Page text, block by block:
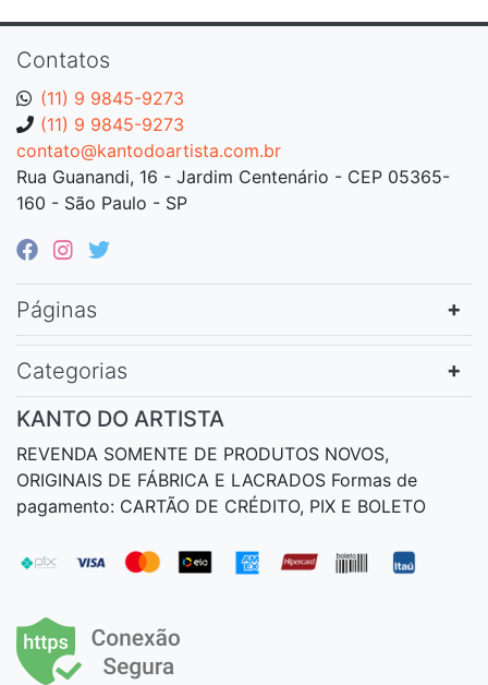
Contatos
(11) 9 9845-9273
(11) 9 9845-9273
contato@kantodoartista.com.br
Rua Guanandi, 16 - Jardim Centenário - CEP 05365-
160 - São Paulo - SP
Páginas
Categorias
KANTO DO ARTISTA
REVENDA SOMENTE DE PRODUTOS NOVOS,
ORIGINAIS DE FÁBRICA E LACRADOS Formas de
pagamento: CARTÃO DE CRÉDITO, PIX E BOLETO